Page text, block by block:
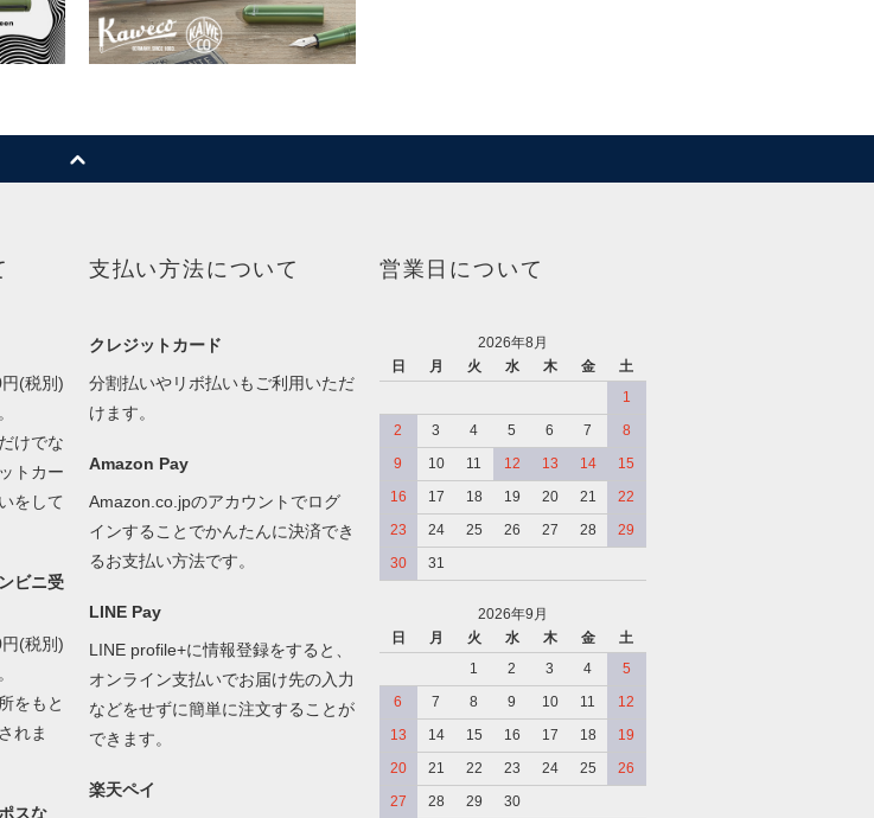
(税別)
けでな
トカー
をして
ビニ受
(税別)
をもと
れま
スな
支払い方法について
クレジットカード
分割払いやリボ払いもご利用いただ
けます。
Amazon Pay
Amazon.co.jpのアカウントでログ
インすることでかんたんに決済でき
るお支払い方法です。
LINE Pay
LINE profile+に情報登録をすると、
オンライン支払いでお届け先の入力
などをせずに簡単に注文することが
できます。
楽天ペイ
営業日について
2026年8月
日
月 火 水 木 金
土
1
2
3 4 5 6 7
8
9
10 11 12 13 14
15
16
17 18 19 20 21
22
23
24 25 26 27 28
29
30
31
2026年9月
日
月 火 水 木 金
土
1
2 3 4
5
6
7 8 9 10 11
12
13
14 15 16 17 18
19
20
21 22 23 24 25
26
27
28 29 30